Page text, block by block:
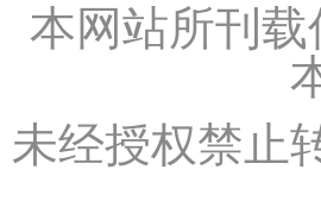
本网站所刊
未经授权禁止